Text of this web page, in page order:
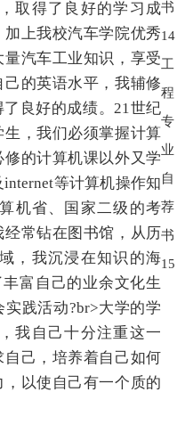
取得了良好的学习成
上我校汽车学院优秀
汽车工业知识，享受
的英语水平，我辅修
良好的成绩。21世纪
，我们必须掌握计算
的计算机课以外又学
等计算机操作知
机省、国家二级的考
常钻在图书馆，从历
，我沉浸在知识的海
富自己的业余文化生
践活动?br>大学的学
我自己十分注重这一
己，培养着自己如何
以使自己有一个质的
书
14
工
程
专
业
自
荐
书
15